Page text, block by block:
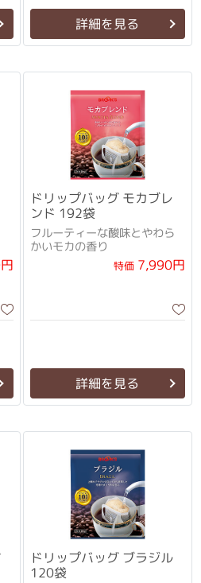
詳細を見る
ドリップバッグ モカブレ
ンド 192袋
フルーティーな酸味とやわら
かいモカの香り
特価7,990円
詳細を見る
ドリップバッグ ブラジル
120袋